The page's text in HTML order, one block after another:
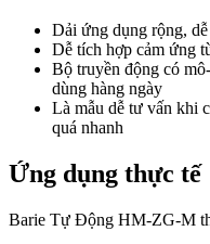
Dải ứng dụng rộng,
Dễ tích hợp cảm ứng
Bộ truyền động có
dùng hàng ngày
Là mẫu dễ tư vấn khi
quá nhanh
Ứng dụng thực tế
Barie Tự Động HM-ZG-M